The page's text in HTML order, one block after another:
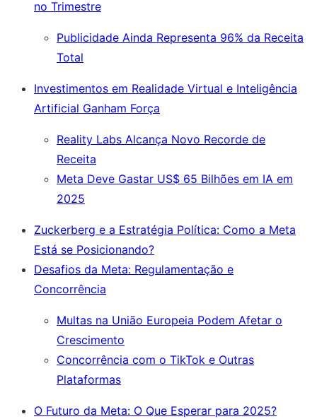
no Trimestre
Publicidade Ainda Representa 96% da Receita
Total
Investimentos em Realidade Virtual e Inteligência
Artificial Ganham Força
Reality Labs Alcança Novo Recorde de
Receita
Meta Deve Gastar US$ 65 Bilhões em IA em
2025
Zuckerberg e a Estratégia Política: Como a Meta
Está se Posicionando?
Desafios da Meta: Regulamentação e
Concorrência
Multas na União Europeia Podem Afetar o
Crescimento
Concorrência com o TikTok e Outras
Plataformas
O Futuro da Meta: O Que Esperar para 2025?